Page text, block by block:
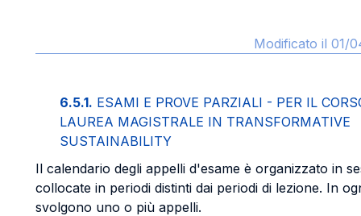
Modificato il 01/
6.5.1. ESAMI E PROVE PARZIALI - PER IL
LAUREA MAGISTRALE IN TRANSFORMATIVE
SUSTAINABILITY
Il calendario degli appelli d'esame è organizzato in
collocate in periodi distinti dai periodi di lezione. In
svolgono uno o più appelli.